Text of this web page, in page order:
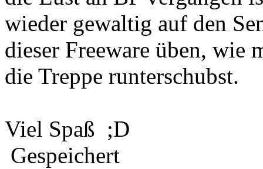
wieder gewaltig auf den
dieser Freeware üben, wie
die Treppe runterschubst.
Viel Spaß ;D
Gespeichert